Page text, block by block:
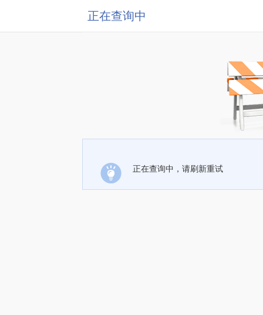
正在查询中
正在查询中，请刷新重试